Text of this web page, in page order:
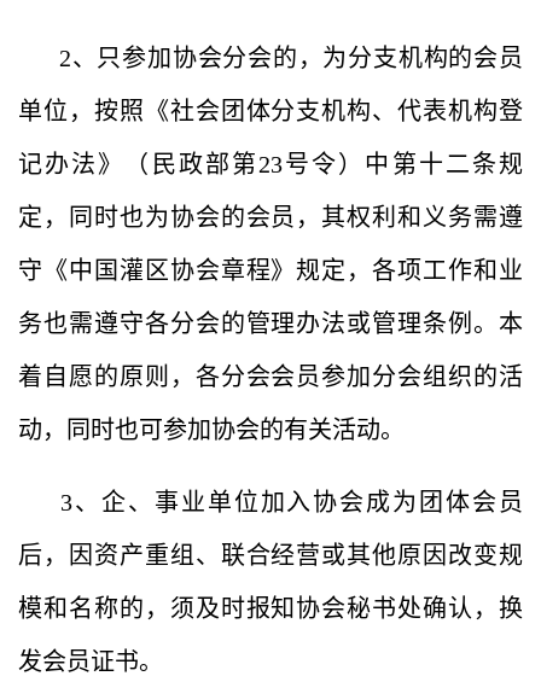
2、只参加协会分会的，为分支机构的会员
单位，按照《社会团体分支机构、代表机构登
记办法》（民政部第23号令）中第十二条规
定，同时也为协会的会员，其权利和义务需遵
守《中国灌区协会章程》规定，各项工作和业
务也需遵守各分会的管理办法或管理条例。本
着自愿的原则，各分会会员参加分会组织的活
动，同时也可参加协会的有关活动。
3、企、事业单位加入协会成为团体会员
后，因资产重组、联合经营或其他原因改变规
模和名称的，须及时报知协会秘书处确认，换
发会员证书。